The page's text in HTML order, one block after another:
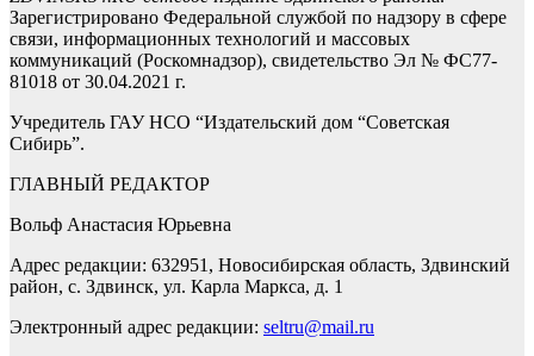
Зарегистрировано Федеральной службой по надзору в сфере
связи, информационных технологий и массовых
коммуникаций (Роскомнадзор), свидетельство Эл № ФС77-
81018 от 30.04.2021 г.
Учредитель ГАУ НСО “Издательский дом “Советская
Сибирь”.
ГЛАВНЫЙ РЕДАКТОР
Вольф Анастасия Юрьевна
Адрес редакции: 632951, Новосибирская область, Здвинский
район, с. Здвинск, ул. Карла Маркса, д. 1
Электронный адрес редакции: seltru@mail.ru